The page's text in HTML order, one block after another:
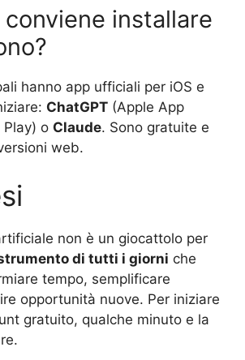
conviene installare
hanno app ufficiali per iOS e
ChatGPT (Apple App
Play) o Claude. Sono gratuite e
web.
non è un giocattolo per
di tutti i giorni che
tempo, semplificare
opportunità nuove. Per iniziare
gratuito, qualche minuto e la